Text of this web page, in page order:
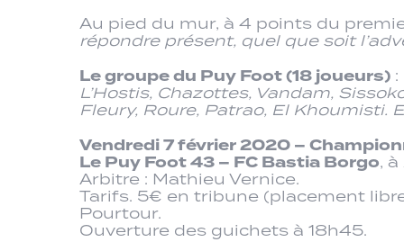
Au pied du mur, à 4 points du
répondre présent, quel que soit
Le groupe du Puy Foot (18 joueurs) :
L’Hostis, Chazottes, Vandam,
Fleury, Roure, Patrao, El Khoumisti.
Vendredi 7 février 2020 –
Le Puy Foot 43 – FC Bastia Borgo,
Arbitre : Mathieu Vernice.
Tarifs. 5€ en tribune (placement
Pourtour.
Ouverture des guichets à 18h45.